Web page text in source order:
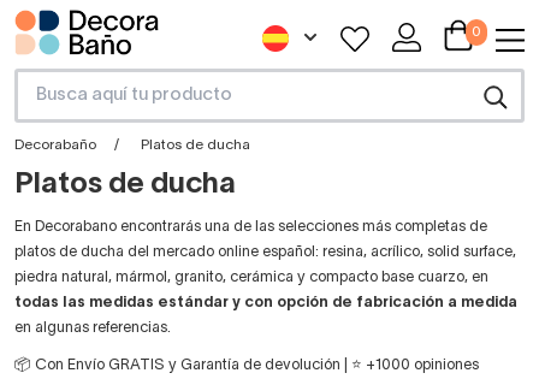
0
Decorabaño Platos de ducha
Platos de ducha
En Decorabano encontrarás una de las selecciones más completas de
platos de ducha del mercado online español: resina, acrílico, solid surface,
piedra natural, mármol, granito, cerámica y compacto base cuarzo, en
todas las medidas estándar y con opción de fabricación a medida
en algunas referencias.
📦 Con Envío GRATIS y Garantía de devolución | ⭐ +1000 opiniones